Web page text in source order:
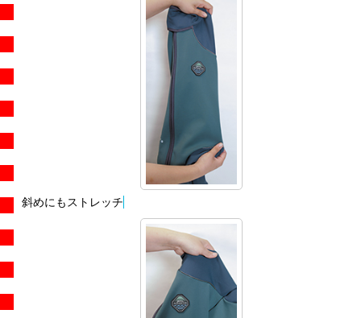
斜めにもストレッチ